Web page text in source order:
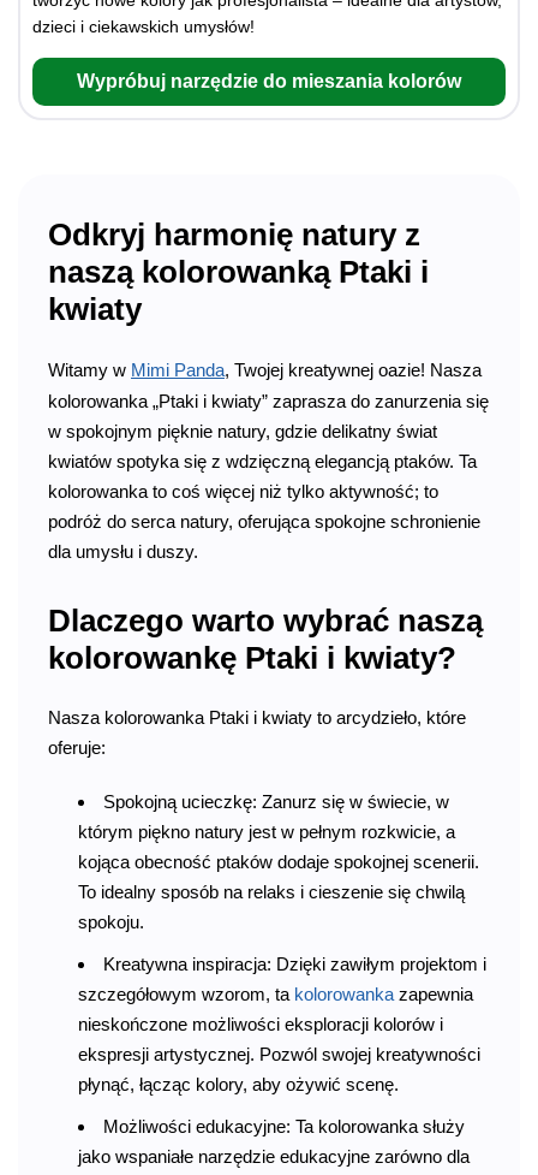
dzieci i ciekawskich umysłów!
Wypróbuj narzędzie do mieszania kolorów
Odkryj harmonię natury z
naszą kolorowanką Ptaki i
kwiaty
Witamy w Mimi Panda, Twojej kreatywnej oazie! Nasza
kolorowanka „Ptaki i kwiaty” zaprasza do zanurzenia się
w spokojnym pięknie natury, gdzie delikatny świat
kwiatów spotyka się z wdzięczną elegancją ptaków. Ta
kolorowanka to coś więcej niż tylko aktywność; to
podróż do serca natury, oferująca spokojne schronienie
dla umysłu i duszy.
Dlaczego warto wybrać naszą
kolorowankę Ptaki i kwiaty?
Nasza kolorowanka Ptaki i kwiaty to arcydzieło, które
oferuje:
Spokojną ucieczkę: Zanurz się w świecie, w
którym piękno natury jest w pełnym rozkwicie, a
kojąca obecność ptaków dodaje spokojnej scenerii.
To idealny sposób na relaks i cieszenie się chwilą
spokoju.
Kreatywna inspiracja: Dzięki zawiłym projektom i
szczegółowym wzorom, ta kolorowanka zapewnia
nieskończone możliwości eksploracji kolorów i
ekspresji artystycznej. Pozwól swojej kreatywności
płynąć, łącząc kolory, aby ożywić scenę.
Możliwości edukacyjne: Ta kolorowanka służy
jako wspaniałe narzędzie edukacyjne zarówno dla